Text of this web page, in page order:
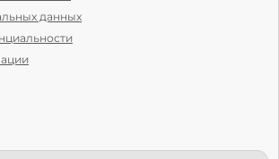
данных